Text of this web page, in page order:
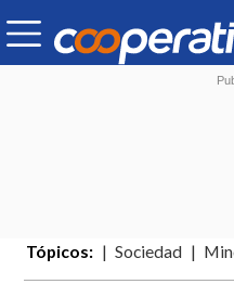
Tópicos: Sociedad